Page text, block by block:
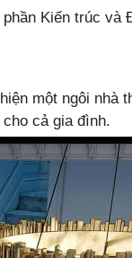
Kiến trúc và
một ngôi nhà
cả gia đình.